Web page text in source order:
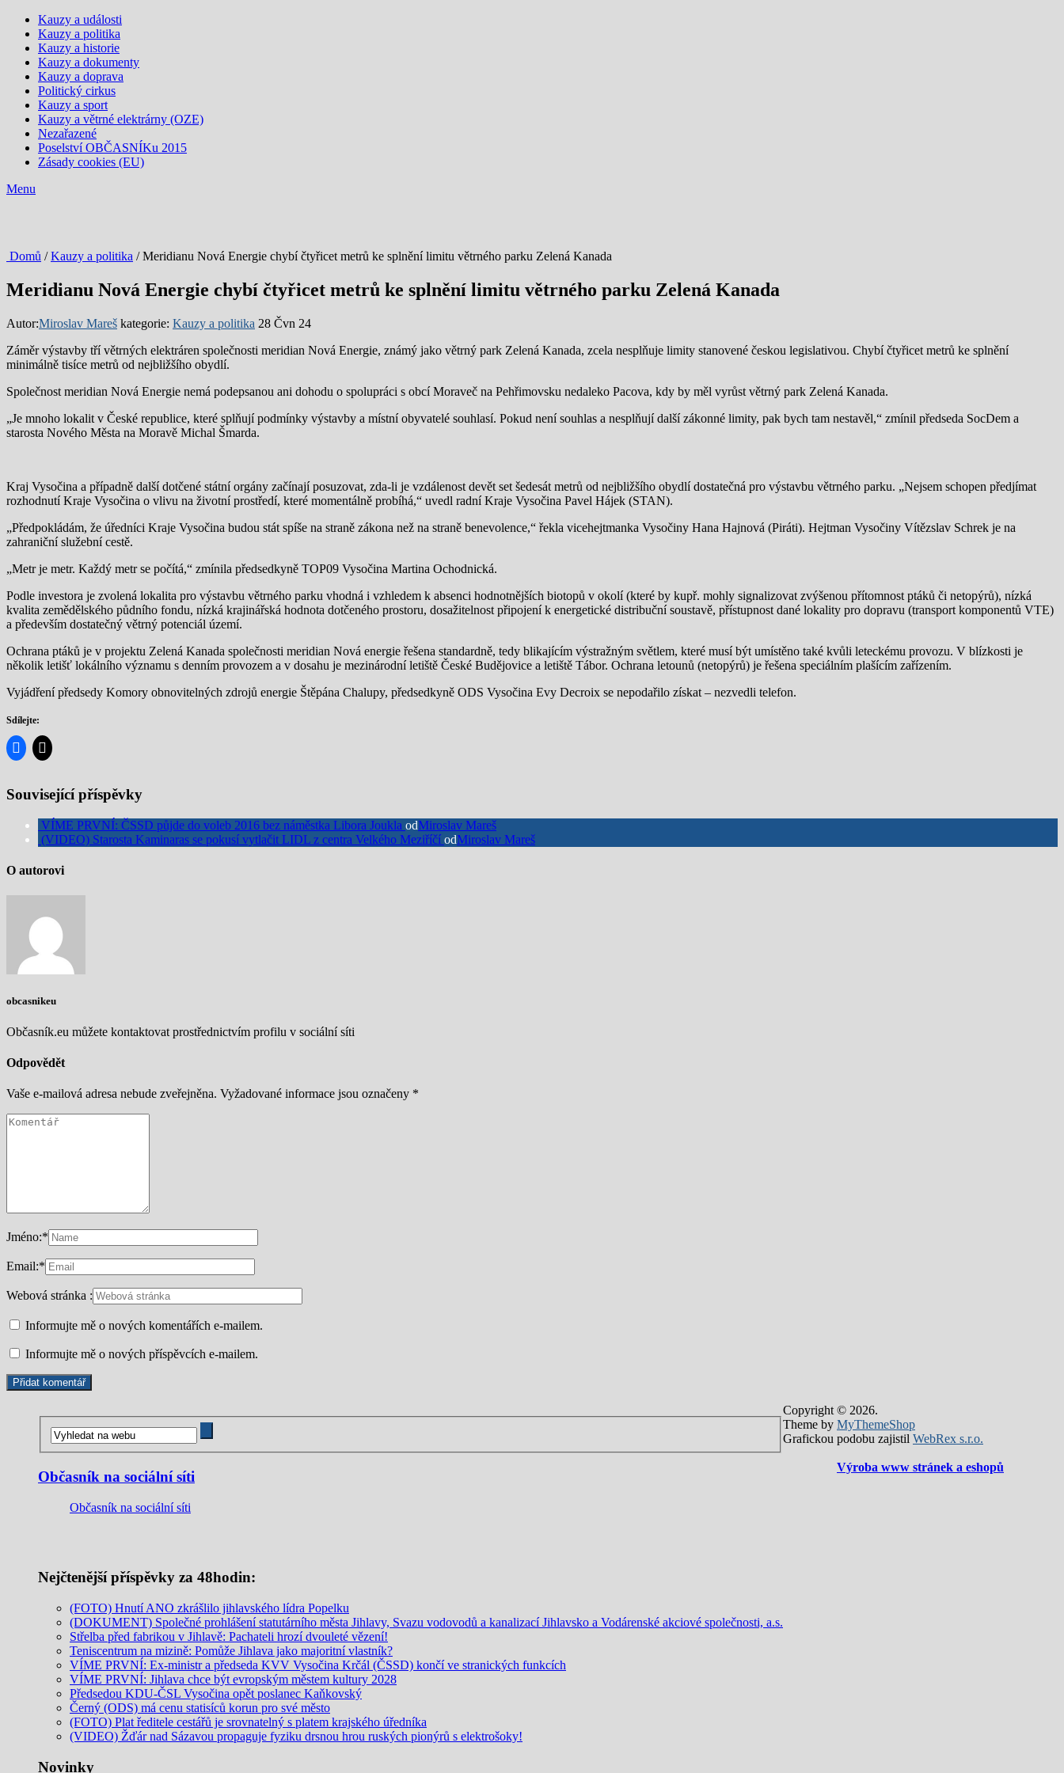
Kauzy a události
Kauzy a politika
Kauzy a historie
Kauzy a dokumenty
Kauzy a doprava
Politický cirkus
Kauzy a sport
Kauzy a větrné elektrárny (OZE)
Nezařazené
Poselství OBČASNÍKu 2015
Zásady cookies (EU)
Menu
Domů /Kauzy a politika / Meridianu Nová Energie chybí čtyřicet metrů ke splnění limitu větrného parku Zelená Kanada
Meridianu Nová Energie chybí čtyřicet metrů ke splnění limitu větrného parku Zelená Kanada
Autor:Miroslav Mareš kategorie: Kauzy a politika 28 Čvn 24
Záměr výstavby tří větrných elektráren společnosti meridian Nová Energie, známý jako větrný park Zelená Kanada, zcela nesplňuje limity stanovené českou legislativou. Chybí čtyřicet metrů ke splnění
minimálně tisíce metrů od nejbližšího obydlí.
Společnost meridian Nová Energie nemá podepsanou ani dohodu o spolupráci s obcí Moraveč na Pehřimovsku nedaleko Pacova, kdy by měl vyrůst větrný park Zelená Kanada.
„Je mnoho lokalit v České republice, které splňují podmínky výstavby a místní obyvatelé souhlasí. Pokud není souhlas a nesplňují další zákonné limity, pak bych tam nestavěl,“ zmínil předseda SocDem a
starosta Nového Města na Moravě Michal Šmarda.
Kraj Vysočina a případně další dotčené státní orgány začínají posuzovat, zda-li je vzdálenost devět set šedesát metrů od nejbližšího obydlí dostatečná pro výstavbu větrného parku. „Nejsem schopen předjímat
rozhodnutí Kraje Vysočina o vlivu na životní prostředí, které momentálně probíhá,“ uvedl radní Kraje Vysočina Pavel Hájek (STAN).
„Předpokládám, že úředníci Kraje Vysočina budou stát spíše na straně zákona než na straně benevolence,“ řekla vicehejtmanka Vysočiny Hana Hajnová (Piráti). Hejtman Vysočiny Vítězslav Schrek je na
zahraniční služební cestě.
„Metr je metr. Každý metr se počítá,“ zmínila předsedkyně TOP09 Vysočina Martina Ochodnická.
Podle investora je zvolená lokalita pro výstavbu větrného parku vhodná i vzhledem k absenci hodnotnějších biotopů v okolí (které by kupř. mohly signalizovat zvýšenou přítomnost ptáků či netopýrů), nízká
kvalita zemědělského půdního fondu, nízká krajinářská hodnota dotčeného prostoru, dosažitelnost připojení k energetické distribuční soustavě, přístupnost dané lokality pro dopravu (transport komponentů VTE)
a především dostatečný větrný potenciál území.
Ochrana ptáků je v projektu Zelená Kanada společnosti meridian Nová energie řešena standardně, tedy blikajícím výstražným světlem, které musí být umístěno také kvůli leteckému provozu. V blízkosti je
několik letišť lokálního významu s denním provozem a v dosahu je mezinárodní letiště České Budějovice a letiště Tábor. Ochrana letounů (netopýrů) je řešena speciálním plašícím zařízením.
Vyjádření předsedy Komory obnovitelných zdrojů energie Štěpána Chalupy, předsedkyně ODS Vysočina Evy Decroix se nepodařilo získat – nezvedli telefon.
Sdílejte:
Související příspěvky
VÍME PRVNÍ: ČSSD půjde do voleb 2016 bez náměstka Libora Joukla odMiroslav Mareš
(VIDEO) Starosta Kaminaras se pokusí vytlačit LIDL z centra Velkého Meziříčí odMiroslav Mareš
O autorovi
obcasnikeu
Občasník.eu můžete kontaktovat prostřednictvím profilu v sociální síti
Odpovědět
Vaše e-mailová adresa nebude zveřejněna. Vyžadované informace jsou označeny *
Jméno:*
Email:*
Webová stránka :
Informujte mě o nových komentářích e-mailem.
Informujte mě o nových příspěvcích e-mailem.
Občasník na sociální síti
Občasník na sociální síti
Nejčtenější příspěvky za 48hodin:
(FOTO) Hnutí ANO zkrášlilo jihlavského lídra Popelku
(DOKUMENT) Společné prohlášení statutárního města Jihlavy, Svazu vodovodů a kanalizací Jihlavsko a Vodárenské akciové společnosti, a.s.
Střelba před fabrikou v Jihlavě: Pachateli hrozí dvouleté vězení!
Teniscentrum na mizině: Pomůže Jihlava jako majoritní vlastník?
VÍME PRVNÍ: Ex-ministr a předseda KVV Vysočina Krčál (ČSSD) končí ve stranických funkcích
VÍME PRVNÍ: Jihlava chce být evropským městem kultury 2028
Předsedou KDU-ČSL Vysočina opět poslanec Kaňkovský
Černý (ODS) má cenu statisíců korun pro své město
(FOTO) Plat ředitele cestářů je srovnatelný s platem krajského úředníka
(VIDEO) Žďár nad Sázavou propaguje fyziku drsnou hrou ruských pionýrů s elektrošoky!
Novinky
Copyright © 2026.
Theme by MyThemeShop
Grafickou podobu zajistil WebRex s.r.o.
Výroba www stránek a eshopů